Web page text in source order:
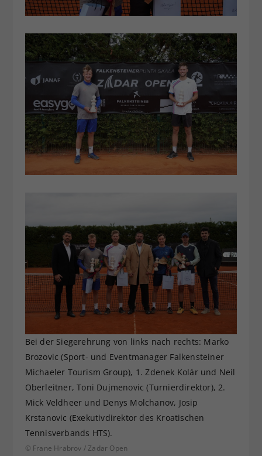
Bei der Siegerehrung von links nach rechts: Marko
Brozovic (Sport- und Eventmanager Falkensteiner
Michaeler Tourism Group), 1. Zdenek Kolár und Neil
Oberleitner, Toni Dujmenovic (Turnierdirektor), 2.
Mick Veldheer und Denys Molchanov, Josip
Krstanovic (Exekutivdirektor des Kroatischen
Tennisverbands HTS).
© Frane Hrabrov / Zadar Open